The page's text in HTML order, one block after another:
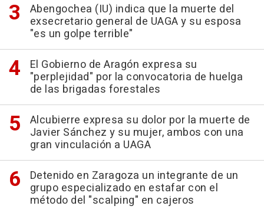
Abengochea (IU) indica que la muerte del
exsecretario general de UAGA y su esposa
"es un golpe terrible"
El Gobierno de Aragón expresa su
"perplejidad" por la convocatoria de huelga
de las brigadas forestales
Alcubierre expresa su dolor por la muerte de
Javier Sánchez y su mujer, ambos con una
gran vinculación a UAGA
Detenido en Zaragoza un integrante de un
grupo especializado en estafar con el
método del "scalping" en cajeros